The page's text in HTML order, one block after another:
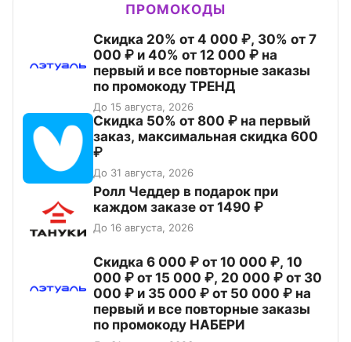
ПРОМОКОДЫ
Скидка 20% от 4 000 ₽, 30% от 7
000 ₽ и 40% от 12 000 ₽ на
первый и все повторные заказы
по промокоду ТРЕНД
До 15 августа, 2026
Скидка 50% от 800 ₽ на первый
заказ, максимальная скидка 600
₽
До 31 августа, 2026
Ролл Чеддер в подарок при
каждом заказе от 1490 ₽
До 16 августа, 2026
Скидка 6 000 ₽ от 10 000 ₽, 10
000 ₽ от 15 000 ₽, 20 000 ₽ от 30
000 ₽ и 35 000 ₽ от 50 000 ₽ на
первый и все повторные заказы
по промокоду НАБЕРИ